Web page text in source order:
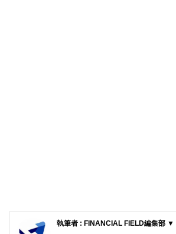
執筆者 : FINANCIAL FIELD編集部 ▼